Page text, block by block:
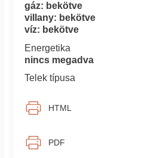
gáz: bekötve
villany: bekötve
víz: bekötve
Energetika
nincs megadva
Telek típusa
HTML
PDF